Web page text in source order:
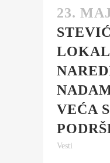
23.
VEĆA
Vesti